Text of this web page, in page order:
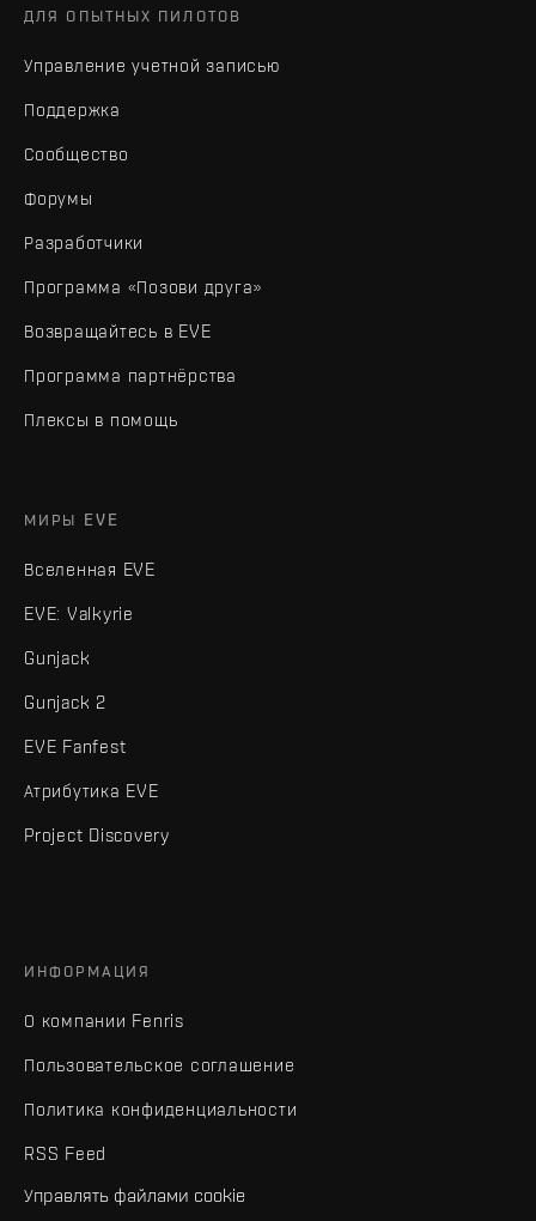
ДЛЯ ОПЫТНЫХ ПИЛОТОВ
Управление учетной записью
Поддержка
Сообщество
Форумы
Разработчики
Программа «Позови друга»
Возвращайтесь в EVE
Программа партнёрства
Плексы в помощь
МИРЫ EVE
Вселенная EVE
EVE: Valkyrie
Gunjack
Gunjack 2
EVE Fanfest
Атрибутика EVE
Project Discovery
ИНФОРМАЦИЯ
О компании Fenris
Пользовательское соглашение
Политика конфиденциальности
RSS Feed
Управлять файлами cookie